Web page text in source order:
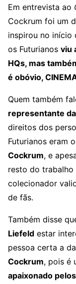
Em entrevista ao
Cockrum foi um
inspirou no início
os Futurianos viu
HQs, mas
é obóvio,
Quem também
representante
direitos dos
Futurianos eram
Cockrum, e
resto do
colecionador
de fãs.
Também disse
Liefeld estar
pessoa certa a
Cockrum, pois é
apaixonado